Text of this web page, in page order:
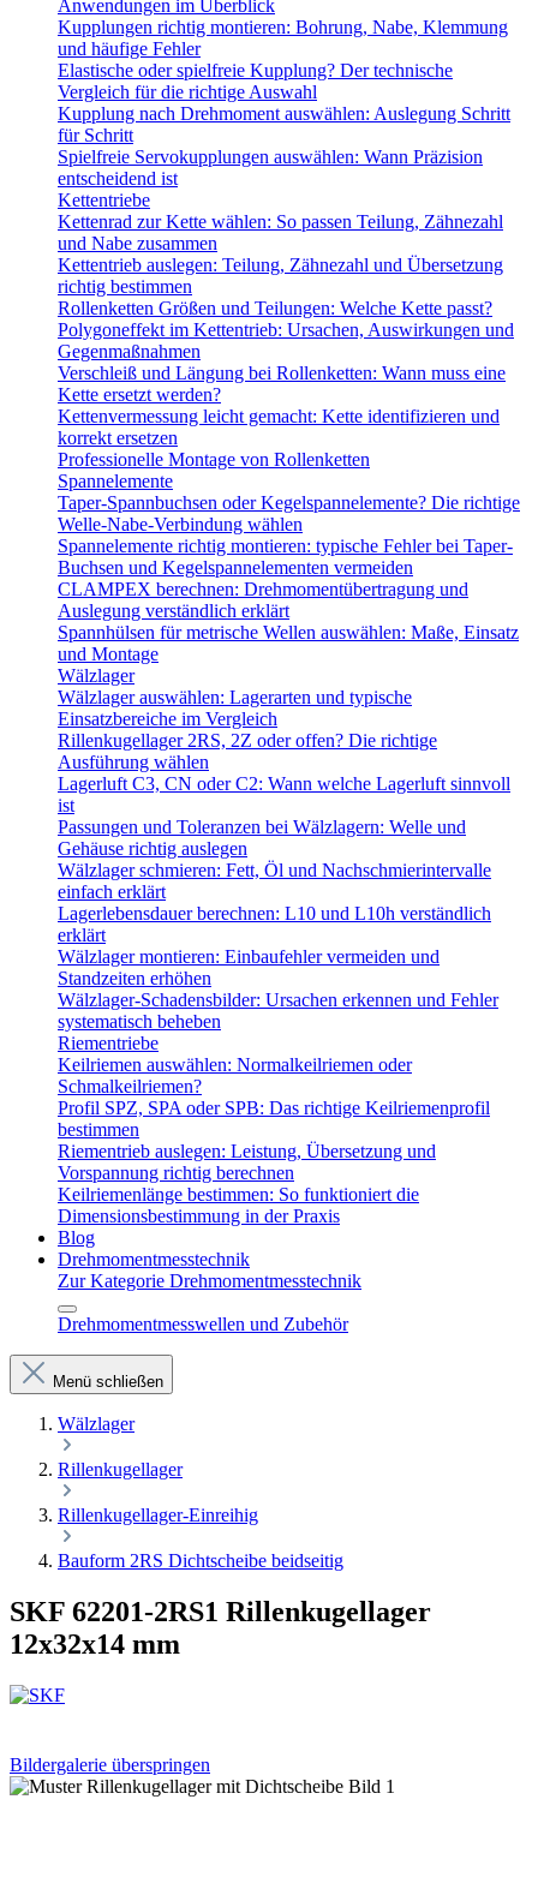
Anwendungen im Überblick
Kupplungen richtig montieren: Bohrung, Nabe, Klemmung
und häufige Fehler
Elastische oder spielfreie Kupplung? Der technische
Vergleich für die richtige Auswahl
Kupplung nach Drehmoment auswählen: Auslegung Schritt
für Schritt
Spielfreie Servokupplungen auswählen: Wann Präzision
entscheidend ist
Kettentriebe
Kettenrad zur Kette wählen: So passen Teilung, Zähnezahl
und Nabe zusammen
Kettentrieb auslegen: Teilung, Zähnezahl und Übersetzung
richtig bestimmen
Rollenketten Größen und Teilungen: Welche Kette passt?
Polygoneffekt im Kettentrieb: Ursachen, Auswirkungen und
Gegenmaßnahmen
Verschleiß und Längung bei Rollenketten: Wann muss eine
Kette ersetzt werden?
Kettenvermessung leicht gemacht: Kette identifizieren und
korrekt ersetzen
Professionelle Montage von Rollenketten
Spannelemente
Taper-Spannbuchsen oder Kegelspannelemente? Die richtige
Welle-Nabe-Verbindung wählen
Spannelemente richtig montieren: typische Fehler bei Taper-
Buchsen und Kegelspannelementen vermeiden
CLAMPEX berechnen: Drehmomentübertragung und
Auslegung verständlich erklärt
Spannhülsen für metrische Wellen auswählen: Maße, Einsatz
und Montage
Wälzlager
Wälzlager auswählen: Lagerarten und typische
Einsatzbereiche im Vergleich
Rillenkugellager 2RS, 2Z oder offen? Die richtige
Ausführung wählen
Lagerluft C3, CN oder C2: Wann welche Lagerluft sinnvoll
ist
Passungen und Toleranzen bei Wälzlagern: Welle und
Gehäuse richtig auslegen
Wälzlager schmieren: Fett, Öl und Nachschmierintervalle
einfach erklärt
Lagerlebensdauer berechnen: L10 und L10h verständlich
erklärt
Wälzlager montieren: Einbaufehler vermeiden und
Standzeiten erhöhen
Wälzlager-Schadensbilder: Ursachen erkennen und Fehler
systematisch beheben
Riementriebe
Keilriemen auswählen: Normalkeilriemen oder
Schmalkeilriemen?
Profil SPZ, SPA oder SPB: Das richtige Keilriemenprofil
bestimmen
Riementrieb auslegen: Leistung, Übersetzung und
Vorspannung richtig berechnen
Keilriemenlänge bestimmen: So funktioniert die
Dimensionsbestimmung in der Praxis
Blog
Drehmomentmesstechnik
Zur Kategorie Drehmomentmesstechnik
Drehmomentmesswellen und Zubehör
Menü schließen
Wälzlager
Rillenkugellager
Rillenkugellager-Einreihig
Bauform 2RS Dichtscheibe beidseitig
SKF 62201-2RS1 Rillenkugellager
12x32x14 mm
Bildergalerie überspringen